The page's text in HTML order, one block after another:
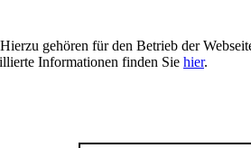
gehören für den Betrieb der
Informationen finden Sie hier.